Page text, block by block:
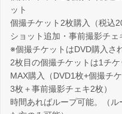
ット
個撮チケット2枚購入（税込
ショット追加・事前撮影チェ
※個撮チケットはDVD購入さ
2枚目の個撮チケットは1チケ
MAX購入（DVD1枚+個撮チ
3枚＋事前撮影チェキ2枚）
時間あればループ可能。（